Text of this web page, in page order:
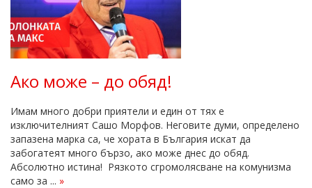
Ако може – до обяд!
Имам много добри приятели и един от тях е
изключителният Сашо Морфов. Неговите думи, определено
запазена марка са, че хората в България искат да
забогатеят много бързо, ако може днес до обяд.
Абсолютно истина! Рязкото сгромолясване на комунизма
само за ... »